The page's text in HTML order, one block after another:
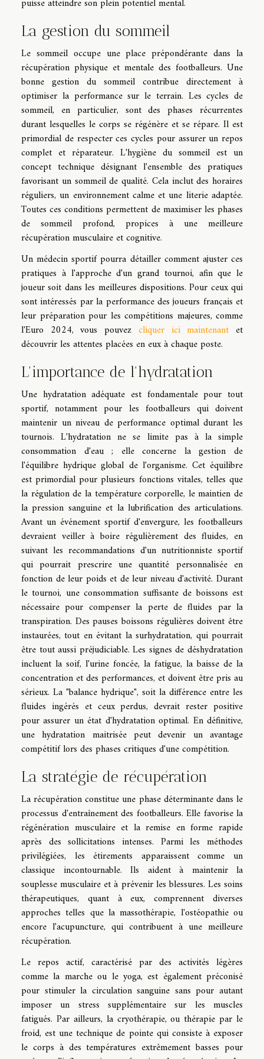
puisse atteindre son plein potentiel mental.
La gestion du sommeil
Le sommeil occupe une place prépondérante dans la
récupération physique et mentale des footballeurs. Une
bonne gestion du sommeil contribue directement à
optimiser la performance sur le terrain. Les cycles de
sommeil, en particulier, sont des phases récurrentes
durant lesquelles le corps se régénère et se répare. Il est
primordial de respecter ces cycles pour assurer un repos
complet et réparateur. L'hygiène du sommeil est un
concept technique désignant l'ensemble des pratiques
favorisant un sommeil de qualité. Cela inclut des horaires
réguliers, un environnement calme et une literie adaptée.
Toutes ces conditions permettent de maximiser les phases
de sommeil profond, propices à une meilleure
récupération musculaire et cognitive.
Un médecin sportif pourra détailler comment ajuster ces
pratiques à l'approche d'un grand tournoi, afin que le
joueur soit dans les meilleures dispositions. Pour ceux qui
sont intéressés par la performance des joueurs français et
leur préparation pour les compétitions majeures, comme
l'Euro 2024, vous pouvez cliquer ici maintenant et
découvrir les attentes placées en eux à chaque poste.
L'importance de l'hydratation
Une hydratation adéquate est fondamentale pour tout
sportif, notamment pour les footballeurs qui doivent
maintenir un niveau de performance optimal durant les
tournois. L'hydratation ne se limite pas à la simple
consommation d'eau ; elle concerne la gestion de
l'équilibre hydrique global de l'organisme. Cet équilibre
est primordial pour plusieurs fonctions vitales, telles que
la régulation de la température corporelle, le maintien de
la pression sanguine et la lubrification des articulations.
Avant un événement sportif d'envergure, les footballeurs
devraient veiller à boire régulièrement des fluides, en
suivant les recommandations d'un nutritionniste sportif
qui pourrait prescrire une quantité personnalisée en
fonction de leur poids et de leur niveau d'activité. Durant
le tournoi, une consommation suffisante de boissons est
nécessaire pour compenser la perte de fluides par la
transpiration. Des pauses boissons régulières doivent être
instaurées, tout en évitant la surhydratation, qui pourrait
être tout aussi préjudiciable. Les signes de déshydratation
incluent la soif, l'urine foncée, la fatigue, la baisse de la
concentration et des performances, et doivent être pris au
sérieux. La "balance hydrique", soit la différence entre les
fluides ingérés et ceux perdus, devrait rester positive
pour assurer un état d'hydratation optimal. En définitive,
une hydratation maitrisée peut devenir un avantage
compétitif lors des phases critiques d'une compétition.
La stratégie de récupération
La récupération constitue une phase déterminante dans le
processus d'entraînement des footballeurs. Elle favorise la
régénération musculaire et la remise en forme rapide
après des sollicitations intenses. Parmi les méthodes
privilégiées, les étirements apparaissent comme un
classique incontournable. Ils aident à maintenir la
souplesse musculaire et à prévenir les blessures. Les soins
thérapeutiques, quant à eux, comprennent diverses
approches telles que la massothérapie, l'ostéopathie ou
encore l'acupuncture, qui contribuent à une meilleure
récupération.
Le repos actif, caractérisé par des activités légères
comme la marche ou le yoga, est également préconisé
pour stimuler la circulation sanguine sans pour autant
imposer un stress supplémentaire sur les muscles
fatigués. Par ailleurs, la cryothérapie, ou thérapie par le
froid, est une technique de pointe qui consiste à exposer
le corps à des températures extrêmement basses pour